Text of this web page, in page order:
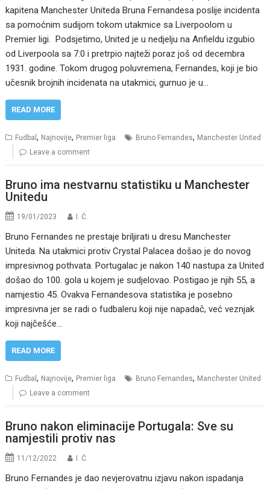
kapitena Manchester Uniteda Bruna Fernandesa poslije incidenta
sa pomoćnim sudijom tokom utakmice sa Liverpoolom u
Premier ligi. Podsjetimo, United je u nedjelju na Anfieldu izgubio
od Liverpoola sa 7:0 i pretrpio najteži poraz još od decembra
1931. godine. Tokom drugog poluvremena, Fernandes, koji je bio
učesnik brojnih incidenata na utakmici, gurnuo je u…
READ MORE
Fudbal, Najnovije, Premier liga Bruno Fernandes, Manchester United
Leave a comment
Bruno ima nestvarnu statistiku u Manchester
Unitedu
19/01/2023 I. Ć.
Bruno Fernandes ne prestaje briljirati u dresu Manchester
Uniteda. Na utakmici protiv Crystal Palacea došao je do novog
impresivnog pothvata. Portugalac je nakon 140 nastupa za United
došao do 100. gola u kojem je sudjelovao. Postigao je njih 55, a
namjestio 45. Ovakva Fernandesova statistika je posebno
impresivna jer se radi o fudbaleru koji nije napadač, već veznjak
koji najčešće…
READ MORE
Fudbal, Najnovije, Premier liga Bruno Fernandes, Manchester United
Leave a comment
Bruno nakon eliminacije Portugala: Sve su
namjestili protiv nas
11/12/2022 I. Ć.
Bruno Fernandes je dao nevjerovatnu izjavu nakon ispadanja